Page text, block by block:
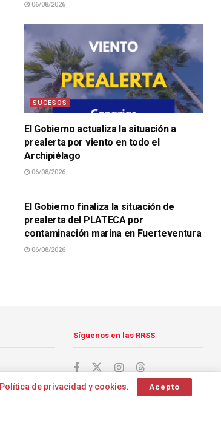
06/08/2026
SUCESOS
El Gobierno actualiza la situación a
prealerta por viento en todo el
Archipiélago
06/08/2026
El Gobierno finaliza la situación de
prealerta del PLATECA por
contaminación marina en Fuerteventura
06/08/2026
Síguenos en las RRSS
Política de privacidad y cookies. Acepto